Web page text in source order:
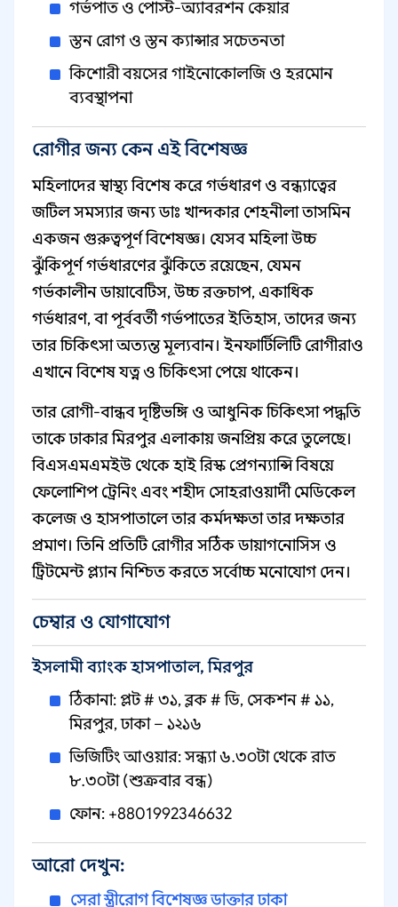
গর্ভপাত ও পোস্ট-অ্যাবরশন কেয়ার
স্তন রোগ ও স্তন ক্যান্সার সচেতনতা
কিশোরী বয়সের গাইনোকোলজি ও হরমোন
ব্যবস্থাপনা
রোগীর জন্য কেন এই বিশেষজ্ঞ
মহিলাদের স্বাস্থ্য বিশেষ করে গর্ভধারণ ও বন্ধ্যাত্বের
জটিল সমস্যার জন্য ডাঃ খান্দকার শেহনীলা তাসমিন
একজন গুরুত্বপূর্ণ বিশেষজ্ঞ। যেসব মহিলা উচ্চ
ঝুঁকিপূর্ণ গর্ভধারণের ঝুঁকিতে রয়েছেন, যেমন
গর্ভকালীন ডায়াবেটিস, উচ্চ রক্তচাপ, একাধিক
গর্ভধারণ, বা পূর্ববর্তী গর্ভপাতের ইতিহাস, তাদের জন্য
তার চিকিৎসা অত্যন্ত মূল্যবান। ইনফার্টিলিটি রোগীরাও
এখানে বিশেষ যত্ন ও চিকিৎসা পেয়ে থাকেন।
তার রোগী-বান্ধব দৃষ্টিভঙ্গি ও আধুনিক চিকিৎসা পদ্ধতি
তাকে ঢাকার মিরপুর এলাকায় জনপ্রিয় করে তুলেছে।
বিএসএমএমইউ থেকে হাই রিস্ক প্রেগন্যান্সি বিষয়ে
ফেলোশিপ ট্রেনিং এবং শহীদ সোহরাওয়ার্দী মেডিকেল
কলেজ ও হাসপাতালে তার কর্মদক্ষতা তার দক্ষতার
প্রমাণ। তিনি প্রতিটি রোগীর সঠিক ডায়াগনোসিস ও
ট্রিটমেন্ট প্ল্যান নিশ্চিত করতে সর্বোচ্চ মনোযোগ দেন।
চেম্বার ও যোগাযোগ
ইসলামী ব্যাংক হাসপাতাল, মিরপুর
ঠিকানা: প্লট # ৩১, ব্লক # ডি, সেকশন # ১১,
মিরপুর, ঢাকা – ১২১৬
ভিজিটিং আওয়ার: সন্ধ্যা ৬.৩০টা থেকে রাত
৮.৩০টা (শুক্রবার বন্ধ)
ফোন: +8801992346632
আরো দেখুন:
সেরা স্ত্রীরোগ বিশেষজ্ঞ ডাক্তার ঢাকা